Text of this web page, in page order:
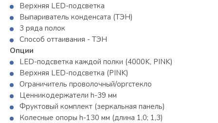
Верхняя LED-подсветка
Выпариватель конденсата (ТЭН)
3 ряда полок
Способ оттаивания - ТЭН
Опции
LED-подсветка каждой полки (4000K, PINK)
Верхняя LED-подсветка (PINK)
Ограничитель проволочный/оргстекло
Ценникодержатели h-39 мм
Фруктовый комплект (зеркальная панель)
Колесные опоры h-130 мм (длина 1,0; 1,3)